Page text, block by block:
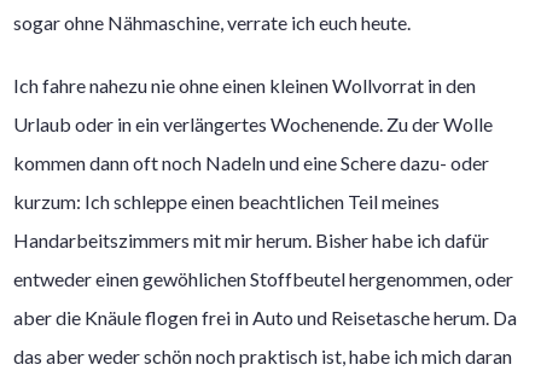
sogar ohne Nähmaschine, verrate ich euch heute.
Ich fahre nahezu nie ohne einen kleinen Wollvorrat in den
Urlaub oder in ein verlängertes Wochenende. Zu der Wolle
kommen dann oft noch Nadeln und eine Schere dazu- oder
kurzum: Ich schleppe einen beachtlichen Teil meines
Handarbeitszimmers mit mir herum. Bisher habe ich dafür
entweder einen gewöhlichen Stoffbeutel hergenommen, oder
aber die Knäule flogen frei in Auto und Reisetasche herum. Da
das aber weder schön noch praktisch ist, habe ich mich daran